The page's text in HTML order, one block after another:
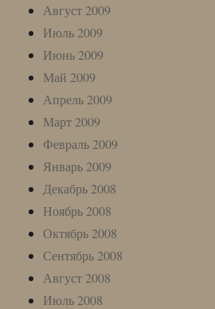
Август 2009
Июль 2009
Июнь 2009
Май 2009
Апрель 2009
Март 2009
Февраль 2009
Январь 2009
Декабрь 2008
Ноябрь 2008
Октябрь 2008
Сентябрь 2008
Август 2008
Июль 2008